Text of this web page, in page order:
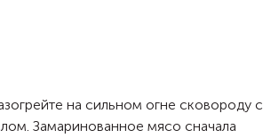
на сильном огне сковороду с
Замаринованное мясо сначала